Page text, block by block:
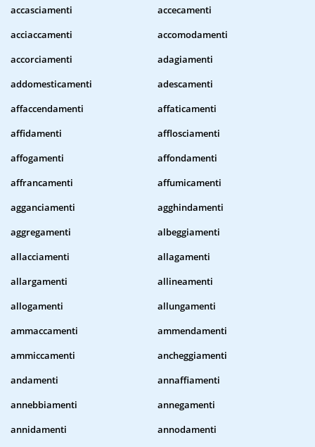
accasciamenti
accecamenti
acciaccamenti
accomodamenti
accorciamenti
adagiamenti
addomesticamenti
adescamenti
affaccendamenti
affaticamenti
affidamenti
afflosciamenti
affogamenti
affondamenti
affrancamenti
affumicamenti
agganciamenti
agghindamenti
aggregamenti
albeggiamenti
allacciamenti
allagamenti
allargamenti
allineamenti
allogamenti
allungamenti
ammaccamenti
ammendamenti
ammiccamenti
ancheggiamenti
andamenti
annaffiamenti
annebbiamenti
annegamenti
annidamenti
annodamenti